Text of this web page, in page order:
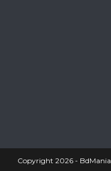
Copyright 2026 - BdMania